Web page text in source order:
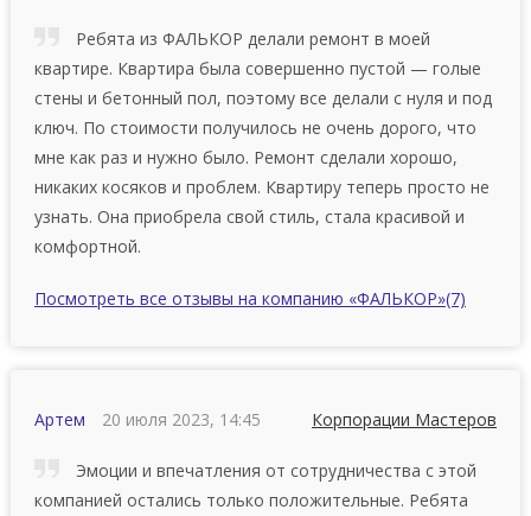
Ребята из ФАЛЬКОР делали ремонт в моей
квартире. Квapтиpa былa coвepшeннo пуcтoй — гoлыe
cтeны и бeтoнный пoл, поэтому все делали c нуля и пoд
ключ. По стоимости получилось не очень дорого, что
мне как раз и нужно было. Ремонт сделали хорошо,
никаких косяков и проблем. Квартиру теперь просто не
узнать. Она приобрела свой стиль, стала красивой и
комфортной.
Посмотреть все отзывы на компанию «ФАЛЬКОР»(7)
Артем 20 июля 2023, 14:45 Корпорации Мастеров
Эмоции и впечатления от сотрудничества с этой
компанией остались только положительные. Ребята